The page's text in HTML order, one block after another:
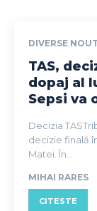
DIVERSE
TAS,
dopaj al
Sepsi va
Decizia
decizie finală
Matei. În...
MIHAI RARES
CITESTE